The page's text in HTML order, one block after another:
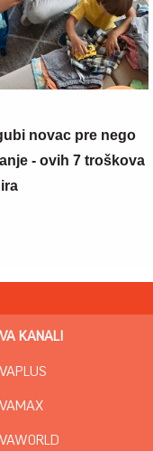
novac pre nego
- ovih 7 troškova
KANALI